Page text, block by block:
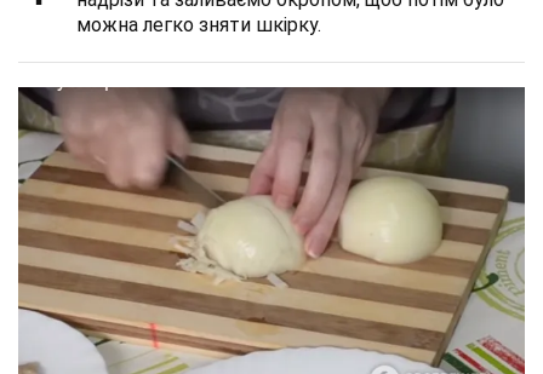
можна легко зняти шкірку.